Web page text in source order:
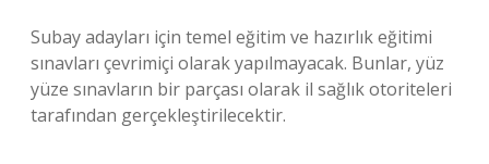
Subay adayları için temel eğitim ve hazırlık eğitimi
sınavları çevrimiçi olarak yapılmayacak. Bunlar, yüz
yüze sınavların bir parçası olarak il sağlık otoriteleri
tarafından gerçekleştirilecektir.